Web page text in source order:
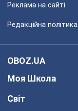
Реклама на сайті
Редакційна політика
OBOZ.UA
Моя Школа
Світ